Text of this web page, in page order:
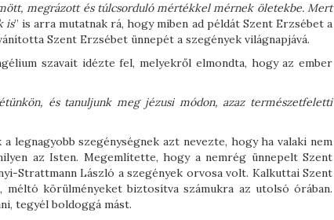
megrázott és túlcsorduló mértékkel mérnek öletekbe. Mert
is” is arra mutatnak rá, hogy miben ad példát Szent Erzsébet a
Szent Erzsébet ünnepét a szegények világnapjává.
szavait idézte fel, melyekről elmondta, hogy az ember
és tanuljunk meg jézusi módon, azaz természetfeletti
legnagyobb szegénységnek azt nevezte, hogy ha valaki nem
az Isten. Megemlítette, hogy a nemrég ünnepelt Szent
Strattmann László a szegények orvosa volt. Kalkuttai Szent
méltó körülményeket biztosítva számukra az utolsó órában.
tegyél boldoggá mást.